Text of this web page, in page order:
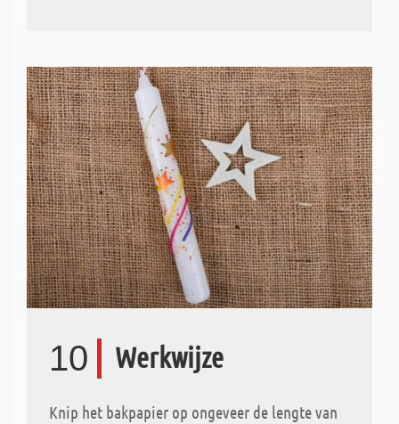
10 Werkwijze
Knip het bakpapier op ongeveer de lengte van